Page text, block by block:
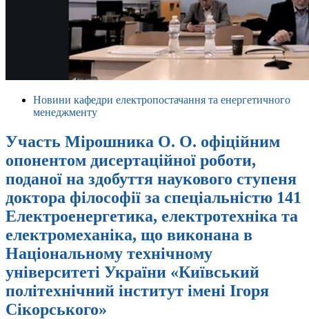
Новини кафедри електропостачання та енергетичного
менеджменту
Участь Мірошника О. О. офіційним
опонентом дисертаційної роботи,
поданої на здобуття наукового ступеня
доктора філософії за спеціальністю 141
Електроенергетика, електротехніка та
електромеханіка, що виконана в
Національному технічному
університеті України «Київський
політехнічний інститут імені Ігоря
Сікорського»